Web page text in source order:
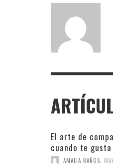
El arte de
cuando te
AMALIA BAÑOS